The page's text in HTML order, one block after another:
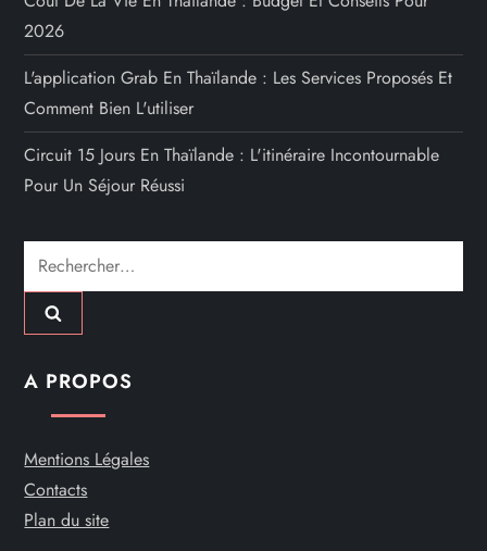
2026
L'application Grab En Thaïlande : Les Services Proposés Et
Comment Bien L'utiliser
Circuit 15 Jours En Thaïlande : L'itinéraire Incontournable
Pour Un Séjour Réussi
Rechercher :
A PROPOS
Mentions Légales
Contacts
Plan du site